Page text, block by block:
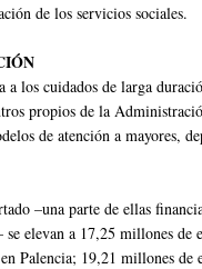
de los servicios sociales.
los cuidados de larga
propios de la
de atención a mayores,
–una parte de ellas
elevan a 17,25 millones
Palencia; 19,21 millones de